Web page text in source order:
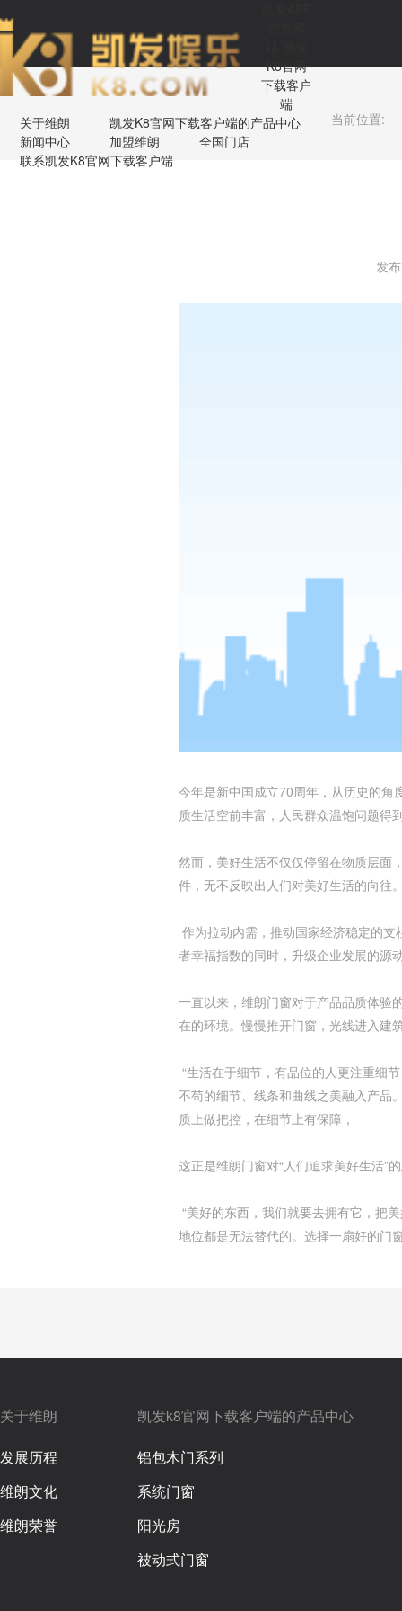
K8官网
下载客户
端
关于维朗
凯发K8官网下载客户端的产品中心
新闻中心
加盟维朗
全国门店
联系凯发K8官网下载客户端
当前位置:
发
今年是新中国成立70周年，从历史的角
质生活空前丰富，人民群众温饱问题得
然而，美好生活不仅仅停留在物质层面
件，无不反映出人们对美好生活的向往
作为拉动内需，推动国家经济稳定的
者幸福指数的同时，升级企业发展的源
一直以来，维朗门窗对于产品品质体验
在的环境。慢慢推开门窗，光线进入建
“生活在于细节，有品位的人更注重细
不苟的细节、线条和曲线之美融入产品
质上做把控，在细节上有保障，
这正是维朗门窗对“人们追求美好生活”
“美好的东西，我们就要去拥有它，把
地位都是无法替代的。选择一扇好的门
关于维朗
发展历程
维朗文化
维朗荣誉
凯发k8官网下载客户端的产品中心
铝包木门系列
系统门窗
阳光房
被动式门窗